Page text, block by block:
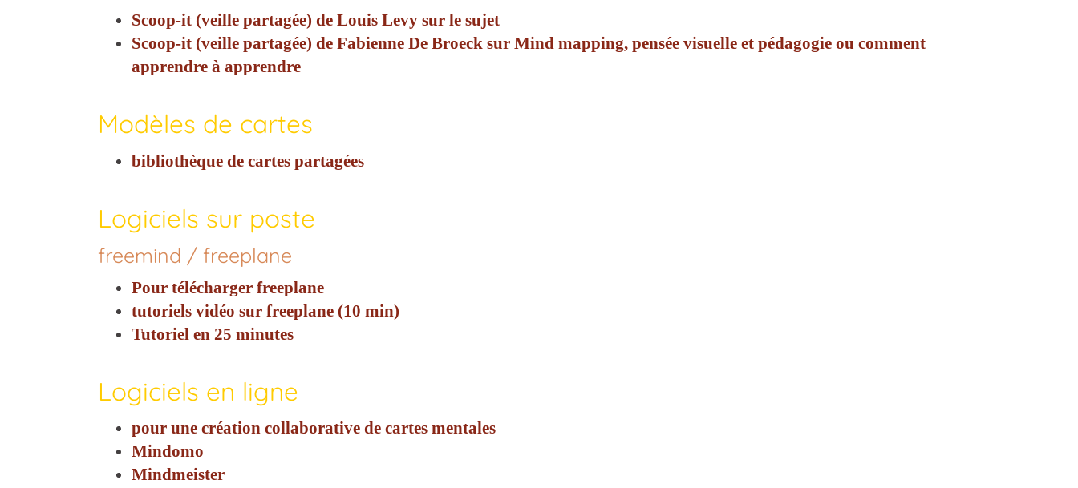
Scoop-it (veille partagée) de Louis Levy sur le sujet
Scoop-it (veille partagée) de Fabienne De Broeck sur Mind mapping, pensée visuelle et pédagogie ou comment
apprendre à apprendre
Modèles de cartes
bibliothèque de cartes partagées
Logiciels sur poste
freemind / freeplane
Pour télécharger freeplane
tutoriels vidéo sur freeplane (10 min)
Tutoriel en 25 minutes
Logiciels en ligne
pour une création collaborative de cartes mentales
Mindomo
Mindmeister